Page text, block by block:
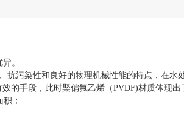
。
污染性和良好的物理机械性能的特点，在水
的手段，此时棸偏氟乙烯（PVDF)材质体现出
；